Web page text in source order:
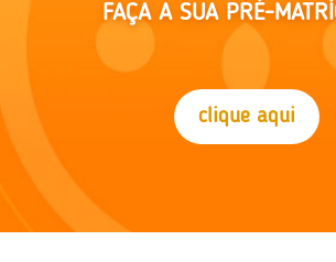
FAÇA A SUA PRÉ-
clique aqui